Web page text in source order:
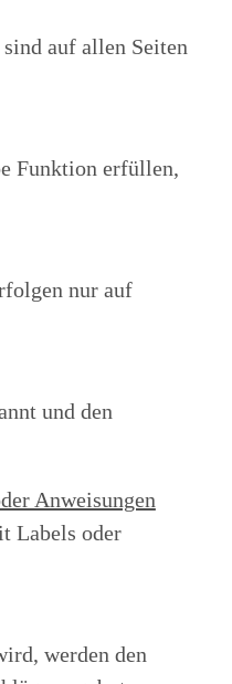
auf allen Seiten
Funktion erfüllen,
nur auf
und den
Anweisungen
Labels oder
werden den